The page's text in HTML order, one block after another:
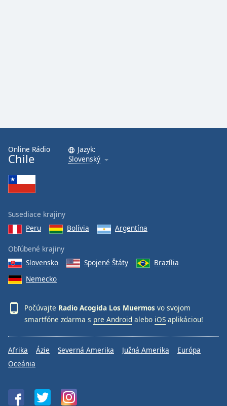
Online Rádio
Chile
Jazyk:
Slovenský
Susediace krajiny
Peru
Bolívia Argentína
Obľúbené krajiny
Slovensko
Spojené Štáty
Brazília
Nemecko
Počúvajte Radio Acogida Los Muermos vo svojom
smartfóne zdarma s pre Android alebo iOS aplikáciou!
Afrika Ázie Severná Amerika Južná Amerika
Európa
Oceánia